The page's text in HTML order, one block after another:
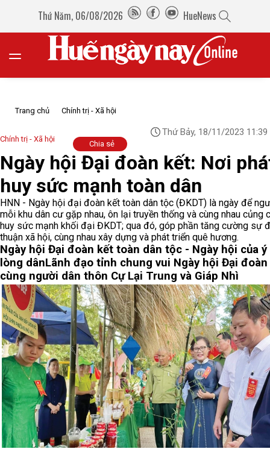
Thứ Năm, 06/08/2026 HueNews
Trang chủ Chính trị - Xã hội
Chính trị - Xã hội
Thứ Bảy, 18/11/2023 11:39
Chia sẻ
Ngày hội Đại đoàn kết: Nơi
huy sức mạnh toàn dân
HNN - Ngày hội đại đoàn kết toàn dân tộc (ĐKDT) là ngày để
mỗi khu dân cư gặp nhau, ôn lại truyền thống và cùng nhau củng
huy sức mạnh khối đại ĐKDT; qua đó, góp phần tăng cường sự
thuận xã hội, cùng nhau xây dựng và phát triển quê hương.
Ngày hội Đại đoàn kết toàn dân tộc - Ngày hội của
lòng dânLãnh đạo tỉnh chung vui Ngày hội Đại
cùng người dân thôn Cự Lại Trung và Giáp Nhì